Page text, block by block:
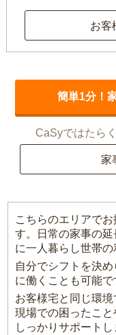
お客
簡単1分！
CaSyではたら
家
こちらのエリアで
す。日常の家事の
に一人暮らし世帯の
自分でシフトを決
に働くことも可能で
お客様宅と同じ環
現場での困ったこ
しっかりサポートし